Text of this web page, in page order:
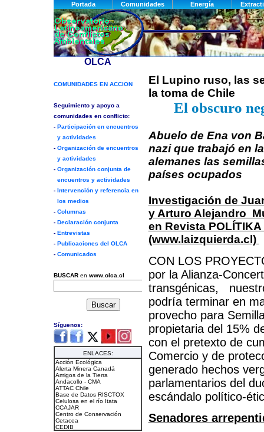
El Lupino ruso, las
la toma de Chile
El obscuro
Abuelo de Ena von
nazi que trabajó en
alemanes las
países ocupados
Investigación de
y Arturo Alejandro
en Revista POLÍTIKA
(www.laizquierda.cl)
CON LOS
por la Alianza-
transgénicas,
podría terminar en
provecho para
propietaria del 15%
con el pretexto de
Comercio y de
generado hechos
parlamentarios del
escándalo político-
Senadores